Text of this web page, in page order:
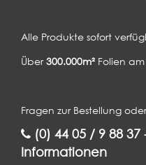
Alle Produkte sofort
Über300.000m² Folien
Fragen zur Bestellung
(0) 44 05 / 9 88 37
Informationen